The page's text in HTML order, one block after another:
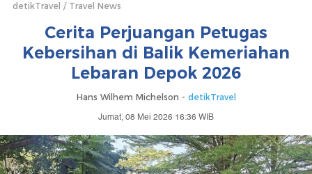
detikTravel Travel News
Cerita Perjuangan Petugas
Kebersihan di Balik Kemeriahan
Lebaran Depok 2026
Hans Wilhem Michelson - detikTravel
Jumat, 08 Mei 2026 16:36 WIB